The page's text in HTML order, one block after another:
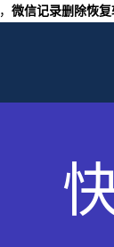
， 微信记录删除恢复